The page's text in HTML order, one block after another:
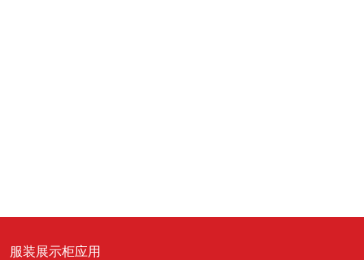
服装展示柜应用